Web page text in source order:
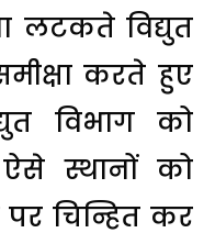
लटकते विद्युत
करते हुए
विभाग को
स्थानों को
चिन्हित कर